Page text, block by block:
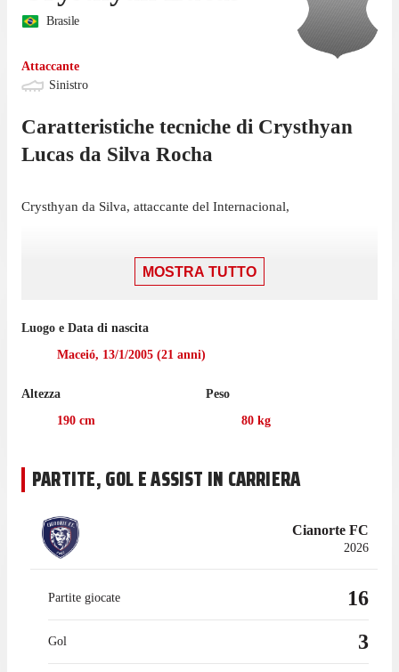
Brasile
Attaccante
Sinistro
Caratteristiche tecniche di Crysthyan
Lucas da Silva Rocha
Crysthyan da Silva, attaccante del Internacional,
MOSTRA TUTTO
Luogo e Data di nascita
Maceió, 13/1/2005 (21 anni)
Altezza
190 cm
Peso
80 kg
PARTITE, GOL E ASSIST IN CARRIERA
Cianorte FC
2026
Partite giocate 16
Gol 3